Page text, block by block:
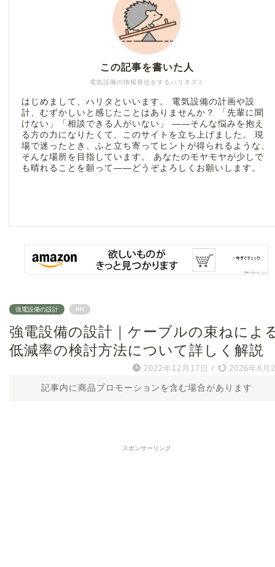
電気設備の情報発信をするハリネズミ
この記事を書いた人
はじめまして、ハリタといいます。 電気設備の計画や設
計、むずかしいと感じたことはありませんか？ 「先輩に聞
けない」「相談できる人がいない」 ――そんな悩みを抱え
る方の力になりたくて、このサイトを立ち上げました。 現
場で迷ったとき、ふと立ち寄ってヒントが得られるような、
そんな場所を目指しています。 あなたのモヤモヤが少しで
も晴れることを願って――どうぞよろしくお願いします。
強電設備の設計 PR
強電設備の設計｜ケーブルの束ねによ
低減率の検討方法について詳しく解説
2022年12月17日 / 2026年8月
記事内に商品プロモーションを含む場合があります
スポンサーリンク